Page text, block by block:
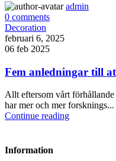
admin
0 comments
Decoration
februari 6, 2025
06 feb 2025
Fem anledningar till
Allt eftersom vårt
har mer och mer forsknings...
Continue reading
Information